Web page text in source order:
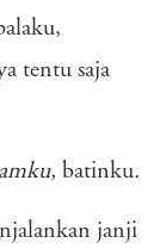
tentu saja
batinku.
janji